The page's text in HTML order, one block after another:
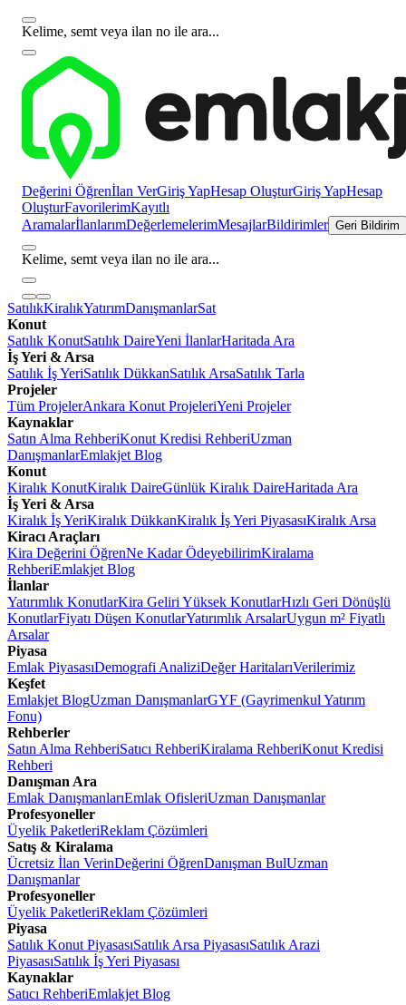
Kelime, semt veya ilan no ile ara...
Değerini Öğrenİlan VerGiriş YapHesap OluşturGiriş YapHesap
OluşturFavorilerimKayıtlı
AramalarİlanlarımDeğerlemelerimMesajlarBildirimler Geri Bildirim
Kelime, semt veya ilan no ile ara...
SatılıkKiralıkYatırımDanışmanlarSat
Konut
Satılık KonutSatılık DaireYeni İlanlarHaritada Ara
İş Yeri & Arsa
Satılık İş YeriSatılık DükkanSatılık ArsaSatılık Tarla
Projeler
Tüm ProjelerAnkara Konut ProjeleriYeni Projeler
Kaynaklar
Satın Alma RehberiKonut Kredisi RehberiUzman
DanışmanlarEmlakjet Blog
Konut
Kiralık KonutKiralık DaireGünlük Kiralık DaireHaritada Ara
İş Yeri & Arsa
Kiralık İş YeriKiralık DükkanKiralık İş Yeri PiyasasıKiralık Arsa
Kiracı Araçları
Kira Değerini ÖğrenNe Kadar ÖdeyebilirimKiralama
RehberiEmlakjet Blog
İlanlar
Yatırımlık KonutlarKira Geliri Yüksek KonutlarHızlı Geri Dönüşlü
KonutlarFiyatı Düşen KonutlarYatırımlık ArsalarUygun m² Fiyatlı
Arsalar
Piyasa
Emlak PiyasasıDemografi AnaliziDeğer HaritalarıVerilerimiz
Keşfet
Emlakjet BlogUzman DanışmanlarGYF (Gayrimenkul Yatırım
Fonu)
Rehberler
Satın Alma RehberiSatıcı RehberiKiralama RehberiKonut Kredisi
Rehberi
Danışman Ara
Emlak DanışmanlarıEmlak OfisleriUzman Danışmanlar
Profesyoneller
Üyelik PaketleriReklam Çözümleri
Satış & Kiralama
Ücretsiz İlan VerinDeğerini ÖğrenDanışman BulUzman
Danışmanlar
Profesyoneller
Üyelik PaketleriReklam Çözümleri
Piyasa
Satılık Konut PiyasasıSatılık Arsa PiyasasıSatılık Arazi
PiyasasıSatılık İş Yeri Piyasası
Kaynaklar
Satıcı RehberiEmlakjet Blog